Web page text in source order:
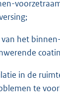
van het
in de
te